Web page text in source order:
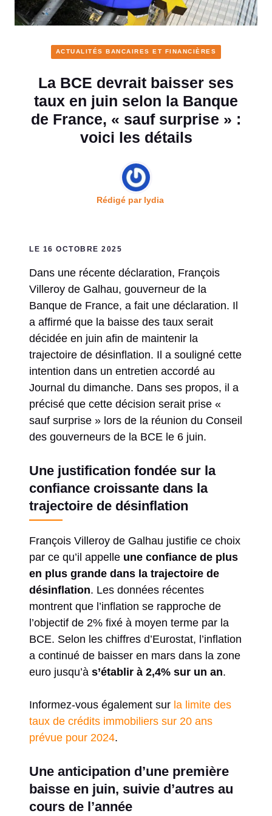
ACTUALITÉS BANCAIRES ET FINANCIÈRES
La BCE devrait baisser ses
taux en juin selon la Banque
de France, « sauf surprise » :
voici les détails
Rédigé par lydia
LE 16 OCTOBRE 2025
Dans une récente déclaration, François
Villeroy de Galhau, gouverneur de la
Banque de France, a fait une déclaration. Il
a affirmé que la baisse des taux serait
décidée en juin afin de maintenir la
trajectoire de désinflation. Il a souligné cette
intention dans un entretien accordé au
Journal du dimanche. Dans ses propos, il a
précisé que cette décision serait prise «
sauf surprise » lors de la réunion du Conseil
des gouverneurs de la BCE le 6 juin.
Une justification fondée sur la
confiance croissante dans la
trajectoire de désinflation
François Villeroy de Galhau justifie ce choix
par ce qu’il appelle une confiance de plus
en plus grande dans la trajectoire de
désinflation. Les données récentes
montrent que l’inflation se rapproche de
l’objectif de 2% fixé à moyen terme par la
BCE. Selon les chiffres d’Eurostat, l’inflation
a continué de baisser en mars dans la zone
euro jusqu’à s’établir à 2,4% sur un an.
Informez-vous également sur la limite des
taux de crédits immobiliers sur 20 ans
prévue pour 2024.
Une anticipation d’une première
baisse en juin, suivie d’autres au
cours de l’année